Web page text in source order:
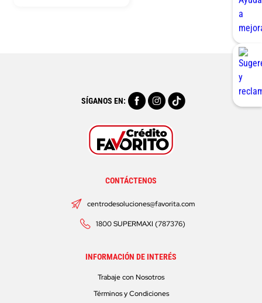
SÍGANOS EN:
CONTÁCTENOS
centrodesoluciones@favorita.com
1800 SUPERMAXI (787376)
INFORMACIÓN DE INTERÉS
Trabaje con Nosotros
Términos y Condiciones